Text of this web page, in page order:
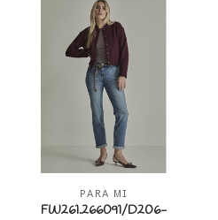
PARA MI
FW261.266091/D206-